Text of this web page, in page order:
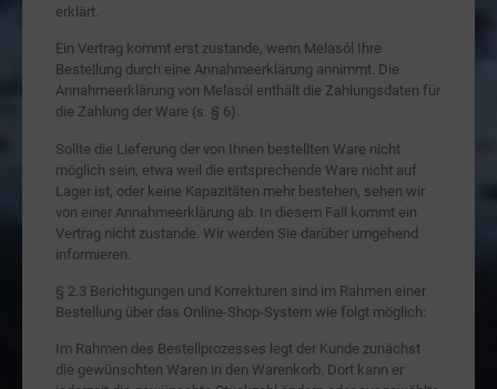
erklärt.
Ein Vertrag kommt erst zustande, wenn Melasól Ihre
Bestellung durch eine Annahmeerklärung annimmt. Die
Annahmeerklärung von Melasól enthält die Zahlungsdaten für
die Zahlung der Ware (s. § 6).
Sollte die Lieferung der von Ihnen bestellten Ware nicht
möglich sein, etwa weil die entsprechende Ware nicht auf
Lager ist, oder keine Kapazitäten mehr bestehen, sehen wir
von einer Annahmeerklärung ab. In diesem Fall kommt ein
Vertrag nicht zustande. Wir werden Sie darüber umgehend
informieren.
§ 2.3 Berichtigungen und Korrekturen sind im Rahmen einer
Bestellung über das Online-Shop-System wie folgt möglich:
Im Rahmen des Bestellprozesses legt der Kunde zunächst
die gewünschten Waren in den Warenkorb. Dort kann er